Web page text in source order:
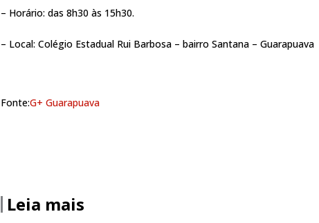
– Horário: das 8h30 às 15h30.
– Local: Colégio Estadual Rui Barbosa – bairro Santana – Guarapuava
Fonte:G+ Guarapuava
Leia mais